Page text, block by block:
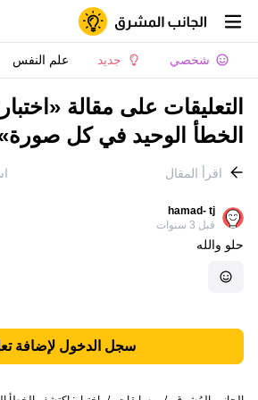
شخصي جديد علم النفس
التعليقات على مقالة
الخطأ الوحيد في كل
اقرأ المقال
hamad- tj
قبل 3 سنوات
حلو والله
سجل الدخول لإضافة